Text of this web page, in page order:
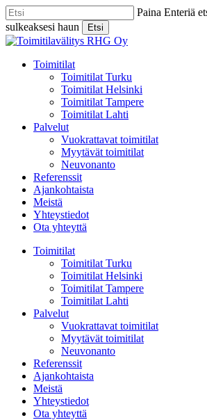
Skip
to
main
content
Paina Enteriä
sulkeaksesi haun
Etsi
Close
Menu
Toimitilat
Toimitilat Turku
Toimitilat Helsinki
Toimitilat Tampere
Toimitilat Lahti
Palvelut
Vuokrattavat toimitilat
Myytävät toimitilat
Neuvonanto
Referenssit
Ajankohtaista
Meistä
Yhteystiedot
Ota yhteyttä
Toimitilat
Toimitilat Turku
Toimitilat Helsinki
Toimitilat Tampere
Toimitilat Lahti
Palvelut
Vuokrattavat toimitilat
Myytävät toimitilat
Neuvonanto
Referenssit
Ajankohtaista
Meistä
Yhteystiedot
Ota yhteyttä